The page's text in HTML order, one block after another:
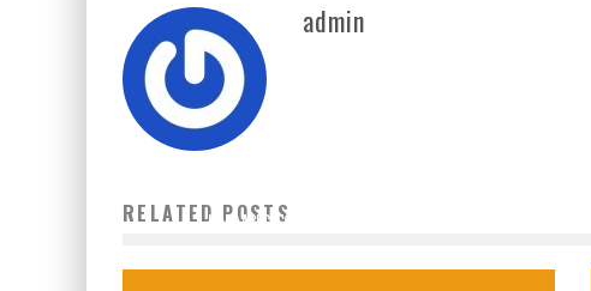
admin
RELATED POSTSUNDANG FOUNDER BUKALAPAK.COM